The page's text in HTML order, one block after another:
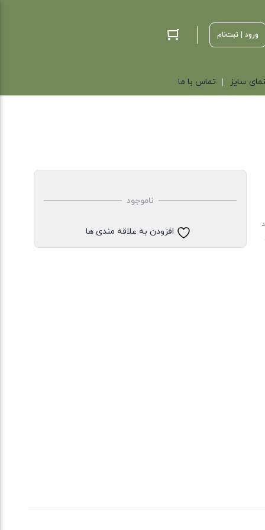
ورود | ثبت‌نام
سایز تماس با ما
ناموجود
افزودن به علاقه مندی ها